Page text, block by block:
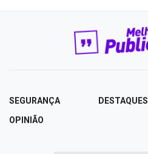
SEGURANÇA DESTAQUES
OPINIÃO